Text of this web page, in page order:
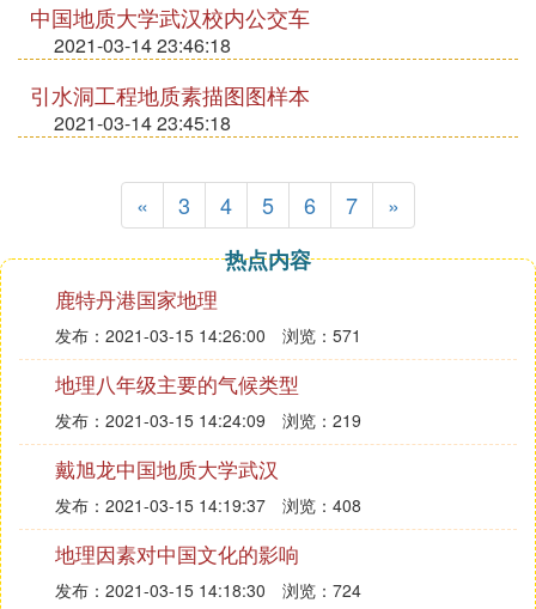
中国地质大学武汉校内公交车
2021-03-14 23:46:18
引水洞工程地质素描图图样本
2021-03-14 23:45:18
« 3 4 5 6 7
»
热点内容
鹿特丹港国家地理
发布：2021-03-15 14:26:00 浏览：571
地理八年级主要的气候类型
发布：2021-03-15 14:24:09 浏览：219
戴旭龙中国地质大学武汉
发布：2021-03-15 14:19:37 浏览：408
地理因素对中国文化的影响
发布：2021-03-15 14:18:30 浏览：724